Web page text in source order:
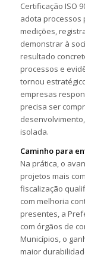
Certificação ISO
adota processos
medições,
demonstrar à
resultado
processos e
tornou
empresas
precisa ser
isolada.
Caminho para
Na prática, o
projetos mais
fiscalização
com melhoria
presentes, a
com órgãos de
Municípios, o
maior